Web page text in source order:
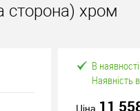
сторона) хром
В наявності
Наявність
Ціна 11